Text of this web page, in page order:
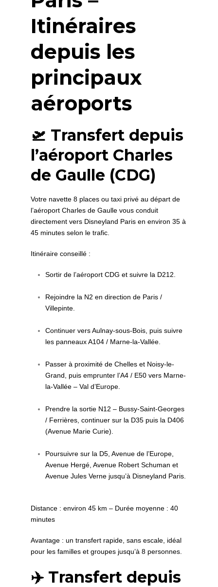
Itinéraires
depuis les
principaux
aéroports
🛫 Transfert depuis
l’aéroport Charles
de Gaulle (CDG)
Votre navette 8 places ou taxi privé au départ de
l’aéroport Charles de Gaulle vous conduit
directement vers Disneyland Paris en environ 35 à
45 minutes selon le trafic.
Itinéraire conseillé :
Sortir de l’aéroport CDG et suivre la D212.
Rejoindre la N2 en direction de Paris /
Villepinte.
Continuer vers Aulnay-sous-Bois, puis suivre
les panneaux A104 / Marne-la-Vallée.
Passer à proximité de Chelles et Noisy-le-
Grand, puis emprunter l’A4 / E50 vers Marne-
la-Vallée – Val d’Europe.
Prendre la sortie N12 – Bussy-Saint-Georges
/ Ferrières, continuer sur la D35 puis la D406
(Avenue Marie Curie).
Poursuivre sur la D5, Avenue de l’Europe,
Avenue Hergé, Avenue Robert Schuman et
Avenue Jules Verne jusqu’à Disneyland Paris.
Distance : environ 45 km – Durée moyenne : 40
minutes
Avantage : un transfert rapide, sans escale, idéal
pour les familles et groupes jusqu’à 8 personnes.
✈️ Transfert depuis